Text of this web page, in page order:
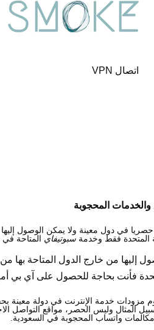
اتصال VPN
المحجوبة
حصريا في دول معينة ولا يمكن الوصول
المتحدة فقط وخدمةسبوتيفاي المتاحة
إليها من خارج الدول المتاحة بها
فأنت بحاجة للحصول على آي بي
مزودات خدمة الإنترنت في دولة معينة
المثال وليس الحصر، مواقع التواصل